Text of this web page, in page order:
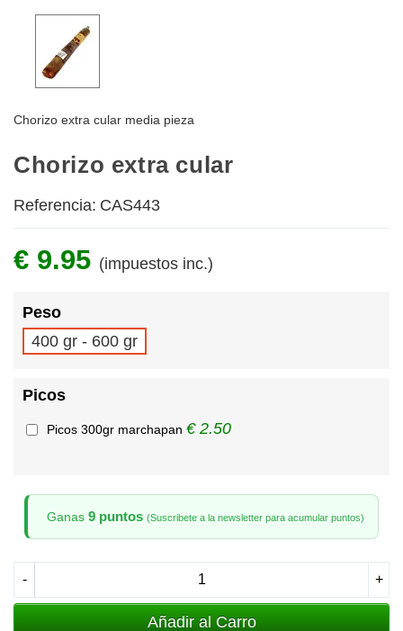
Chorizo extra cular media pieza
Chorizo extra cular
Referencia: CAS443
€ 9.95 (impuestos inc.)
Peso
400 gr - 600 gr
Picos
Picos 300gr marchapan € 2.50
Ganas 9 puntos (Suscribete a la newsletter para acumular puntos)
- +
Añadir al Carro